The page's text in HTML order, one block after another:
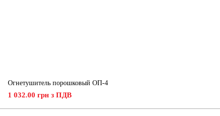
Огнетушитель порошковый ОП-4
1 032.00 грн з ПДВ